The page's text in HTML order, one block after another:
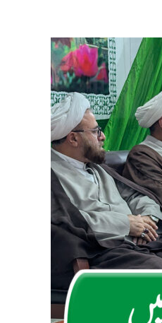
Imam
Raza
(a.s)
ki
Nazar
Mein
Aik
Muntazim
Hesiyat,
Ahmiyat